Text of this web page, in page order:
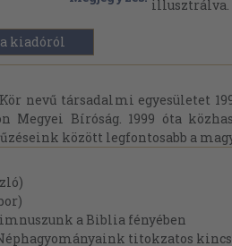
illusztrálva.
kiadóról
nevű társadalmi egyesületet
Megyei Bíróság. 1999 óta
között legfontosabb a
a Biblia fényében
titokzatos